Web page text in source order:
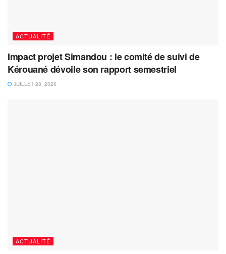
ACTUALITÉ
Impact projet Simandou : le comité de suivi de
Kérouané dévoile son rapport semestriel
JUILLET 28, 2026
ACTUALITÉ